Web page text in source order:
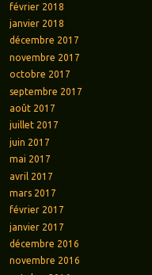
février 2018
janvier 2018
décembre 2017
novembre 2017
octobre 2017
septembre 2017
août 2017
juillet 2017
juin 2017
mai 2017
avril 2017
mars 2017
février 2017
janvier 2017
décembre 2016
novembre 2016